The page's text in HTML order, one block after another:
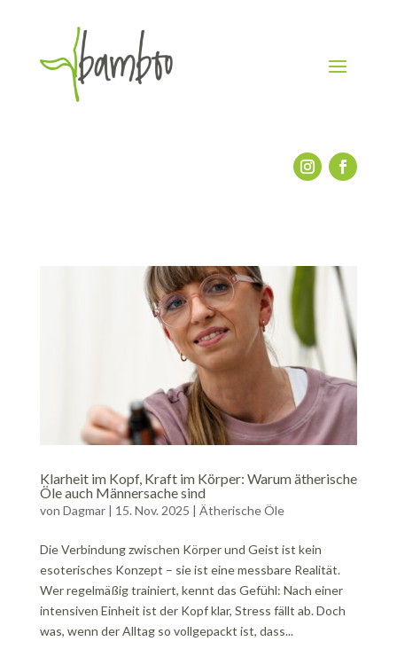
Klarheit im Kopf, Kraft im Körper: Warum ätherische
Öle auch Männersache sind
von Dagmar| 15. Nov. 2025 | Ätherische Öle
Die Verbindung zwischen Körper und Geist ist kein
esoterisches Konzept – sie ist eine messbare Realität.
Wer regelmäßig trainiert, kennt das Gefühl: Nach einer
intensiven Einheit ist der Kopf klar, Stress fällt ab. Doch
was, wenn der Alltag so vollgepackt ist, dass...